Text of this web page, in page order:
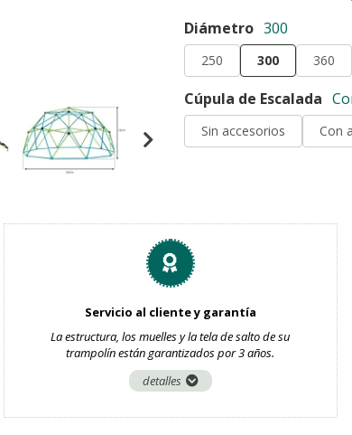
Diámetro 300
250 300 360
Cúpula de Escalada
Sin accesorios Con
Servicio al cliente y garantía
La estructura, los muelles y la tela de salto de su
trampolín están garantizados por 3 años.
detalles